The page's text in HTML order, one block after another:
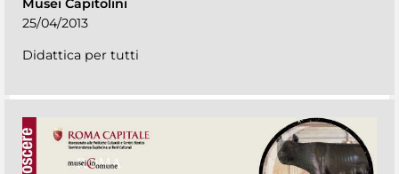
Musei Capitolini
25/04/2013
Didattica per tutti